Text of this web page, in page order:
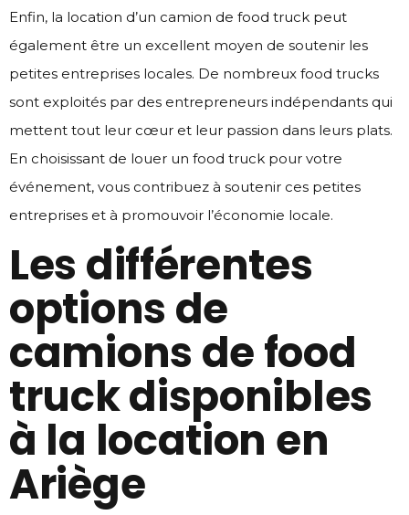
Enfin, la location d’un camion de food truck peut
également être un excellent moyen de soutenir les
petites entreprises locales. De nombreux food trucks
sont exploités par des entrepreneurs indépendants qui
mettent tout leur cœur et leur passion dans leurs plats.
En choisissant de louer un food truck pour votre
événement, vous contribuez à soutenir ces petites
entreprises et à promouvoir l’économie locale.
Les différentes
options de
camions de food
truck disponibles
à la location en
Ariège